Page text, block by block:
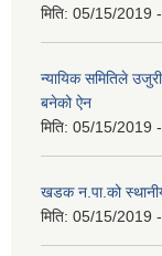
मिति: 05/15/2019
न्यायिक समितिले
बनेको ऐन
मिति: 05/15/2019
खडक न.पा.को
मिति: 05/15/2019